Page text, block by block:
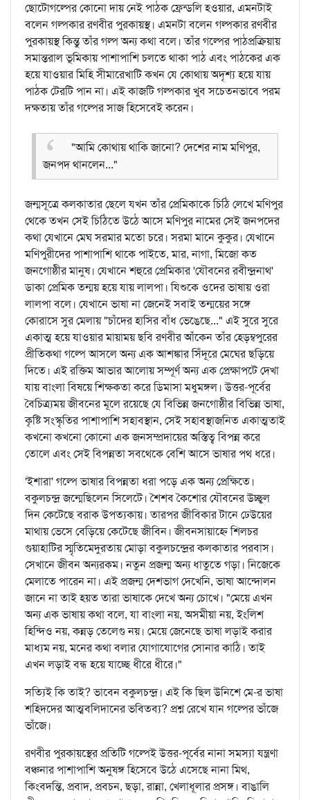
ছোটোগল্পের কোনো দায় নেই পাঠক ফ্রেন্ডলি হওয়ার, এমনটাই
বলেন গল্পকার রণবীর পুরকায়স্থ। এমনটা বলেন গল্পকার রণবীর
পুরকায়স্থ কিন্তু তাঁর গল্প অন্য কথা বলে। তাঁর গল্পের পাঠপ্রক্রিয়ায়
সমান্তরাল ভূমিকায় পাশাপাশি চলতে থাকা পাঠ এবং পাঠকের এক
হয়ে যাওয়ার মিহি সীমারেখাটি কখন যে কোথায় অদৃশ্য হয়ে যায়
পাঠক টেরটি পান না। এই কাজটি গল্পকার খুব সচেতনভাবে পরম
দক্ষতায় তাঁর গল্পের সাজ হিসেবেই করেন।
"আমি কোথায় থাকি জানো? দেশের নাম মণিপুর,
জনপদ থানলেন..."
জন্মসূত্রে কলকাতার ছেলে যখন তাঁর প্রেমিকাকে চিঠি লেখে মণিপুর
থেকে তখন সেই চিঠিতে উঠে আসে মণিপুর নামের সেই জনপদের
কথা যেখানে মেঘ সরমার মতো চরে। সরমা মানে কুকুর। যেখানে
মণিপুরীদের পাশাপাশি থাকে পাইতে, মার, নাগা, মিজো কত
জনগোষ্ঠীর মানুষ। যেখানে শহুরে প্রেমিকার 'যৌবনের রবীন্দ্রনাথ'
ডাকা প্রেমিক তন্ময় হয়ে যায় লালপা। যিশুকে ওদের ভাষায় ওরা
লালপা বলে। যেখানে ভাষা না জেনেই সবাই তন্ময়ের সঙ্গে
কোরাসে সুর মেলায় "চাঁদের হাসির বাঁধ ভেঙেছে..." এই সুরে সুরে
একাত্ম হয়ে যাওয়ার মায়াময় ছবি রণবীর আঁকেন তাঁর হেড়ম্বপুরের
প্রীতিকথা গল্পে আসলে অন্য এক আশঙ্কার সিঁদূরে মেঘের ছড়িয়ে
দিতে। এই রক্তিম আভার আলোয় সম্পূর্ণ অন্য এক প্রেক্ষাপটে দেখা
যায় বাংলা বিষয়ে শিক্ষকতা করে ডিমাসা মধুমঙ্গল। উত্তর-পূর্বের
বৈচিত্র্যময় জীবনের মূলে রয়েছে যে বিভিন্ন জনগোষ্ঠীর বিভিন্ন ভাষা,
কৃষ্টি সংস্কৃতির পাশাপাশি সহাবস্থান, সেই সহাবস্থাজনিত একাত্মতাই
কখনো কখনো কোনো এক জনসম্প্রদায়ের অস্তিত্ব বিপন্ন করে
তোলে এবং সেই বিপন্নতা সবথেকে বেশি আসে ভাষার পথ ধরে।
'ইশারা' গল্পে ভাষার বিপন্নতা ধরা পড়ে এক অন্য প্রেক্ষিতে।
বকুলচন্দ্র জন্মেছিলেন সিলেটে। শৈশব কৈশোর যৌবনের উচ্ছ্বল
দিন কেটেছে বরাক উপত্যকায়। তারপর জীবিকার টানে ঢেউয়ের
মাথায় ভেসে বেড়িয়ে কেটেছে জীবিন। জীবনসায়াহ্নে শিলচর
গুয়াহাটির স্মৃতিমেদুরতায় মোড়া বকুলচন্দ্রের কলকাতার পরবাস।
সেখানে জীবন অন্যরকম। নতুন প্রজন্ম অন্য ধাতুতে গড়া। নিজেকে
মেলাতে পারেন না। এই প্রজন্ম দেশভাগ দেখেনি, ভাষা আন্দোলন
জানে না তাই হয়ত তারা ভাষাকে দেখে অন্য চোখে। "মেয়ে এখন
অন্য এক ভাষায় কথা বলে, যা বাংলা নয়, অসমীয়া নয়, ইংলিশ
হিন্দিও নয়, কন্নড় তেলেগু নয়। মেয়ে জেনেছে ভাষা লড়াই করার
মাধ্যম নয়, মনের কথা বলার যোগাযোগের সোনার কাঠি। তাই
এখন লড়াই বন্ধ হয়ে যাচ্ছে ধীরে ধীরে।"
সত্যিই কি তাই? ভাবেন বকুলচন্দ্র। এই কি ছিল উনিশে মে-র ভাষা
শহিদদের আত্মবলিদানের ভবিতব্য? প্রশ্ন রেখে যান গল্পের ভাঁজে
ভাঁজে।
রণবীর পুরকায়স্থের প্রতিটি গল্পেই উত্তর-পূর্বের নানা সমস্যা যন্ত্রণা
বঞ্চনার পাশাপাশি অনুষঙ্গ হিসেবে উঠে এসেছে নানা মিথ,
কিংবদন্তি, প্রবাদ, প্রবচন, ছড়া, রান্না, খেলাধূলার প্রসঙ্গ। বাঙালি